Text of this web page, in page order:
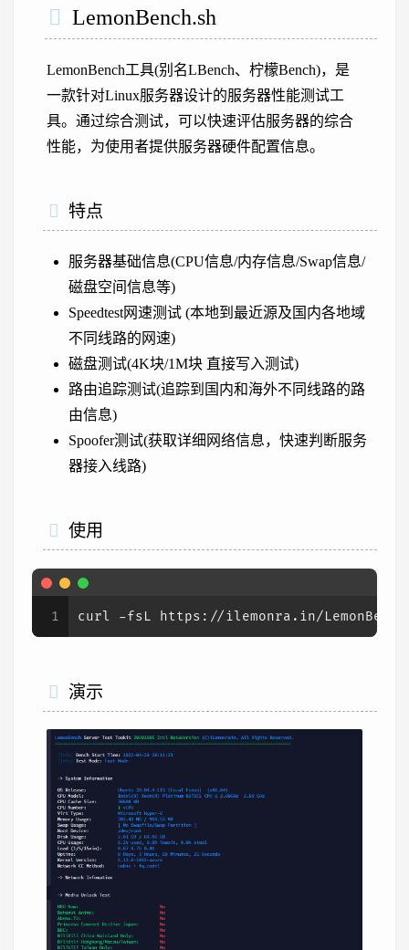
LemonBench.sh
LemonBench工具(别名LBench、柠檬Bench)，是
一款针对Linux服务器设计的服务器性能测试工
具。通过综合测试，可以快速评估服务器的综合
性能，为使用者提供服务器硬件配置信息。
特点
服务器基础信息(CPU信息/内存信息/Swap信息/
磁盘空间信息等)
Speedtest网速测试 (本地到最近源及国内各地域
不同线路的网速)
磁盘测试(4K块/1M块 直接写入测试)
路由追踪测试(追踪到国内和海外不同线路的路
由信息)
Spoofer测试(获取详细网络信息，快速判断服务
器接入线路)
使用
1 curl -fsL https://ilemonra.in/
演示